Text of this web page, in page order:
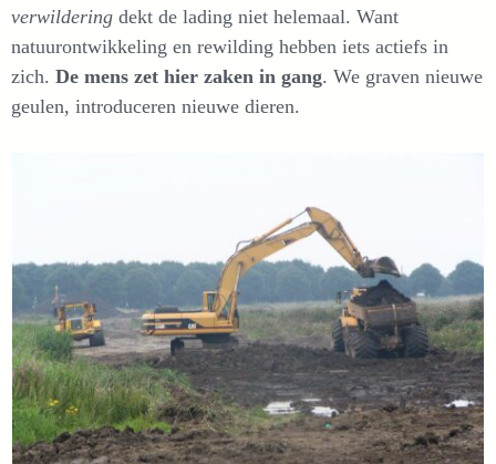
verwildering dekt de lading niet helemaal. Want
natuurontwikkeling en rewilding hebben iets actiefs in
zich. De mens zet hier zaken in gang. We graven nieuwe
geulen, introduceren nieuwe dieren.